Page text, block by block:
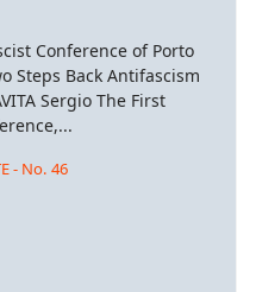
Conference of Porto
Steps Back Antifascism
Sergio The First
- No. 46